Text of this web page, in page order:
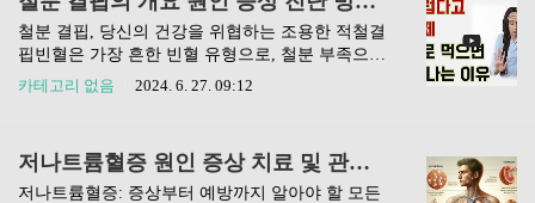
도움이 됩니다.이번 글에서는 크룹의 개요부터 증
상, 원인, 진단, 치료 방법, 합병증 예방까지, 부모
님이 알아야 할 필수 정보를 상세하게 다루어 보겠
습니다. 아이의 건강한 호흡을 위한 첫걸음, 함께
시작해볼까요?크룹(Croup)의 이해: 아이에게 발생
관과 후두에 염증이 생겨 특징적인 '개 짖는 듯한'
기침과 함께 숨쉬기..
철분 결핍, 당신의 건강을 위협하는 조용한 적철결
핍빈혈은 가장 흔한 빈혈 유형으로, 철분 부족으로
인해 헤모글로빈 생산이 줄어들어 발생합니다. 이
가장 흔하게 발생하는 영양소 결핍증 중 하나입니
다. 이는 체내 철분 수치가 정상 범위 이하로 떨어
카테고리 없음 2024. 6. 27. 09:12
저나트륨혈증 원인 증상 치료 및 관리의 이해와 관리
저나트륨혈증: 증상부터 예방까지 알아야 할 모든